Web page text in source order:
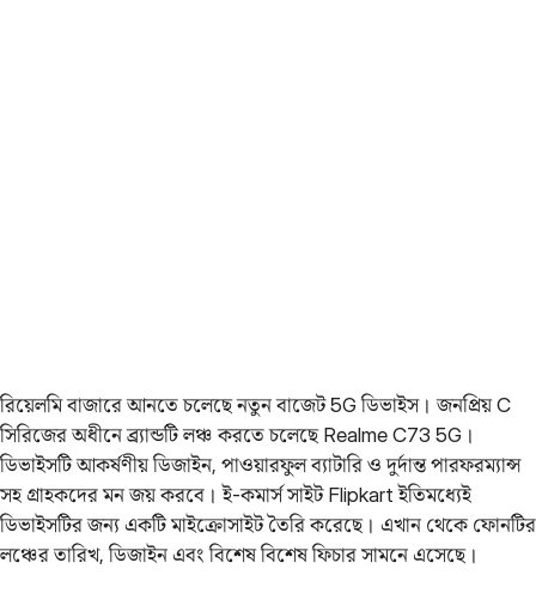
রিয়েলমি বাজারে আনতে চলেছে নতুন বাজেট 5G ডিভাইস। জনপ্রিয় C
সিরিজের অধীনে ব্র্যান্ডটি লঞ্চ করতে চলেছে Realme C73 5G।
ডিভাইসটি আকর্ষণীয় ডিজাইন, পাওয়ারফুল ব্যাটারি ও দুর্দান্ত পারফরম্যান্স
সহ গ্রাহকদের মন জয় করবে। ই-কমার্স সাইট Flipkart ইতিমধ্যেই
ডিভাইসটির জন্য একটি মাইক্রোসাইট তৈরি করেছে। এখান থেকে ফোনটির
লঞ্চের তারিখ, ডিজাইন এবং বিশেষ বিশেষ ফিচার সামনে এসেছে।